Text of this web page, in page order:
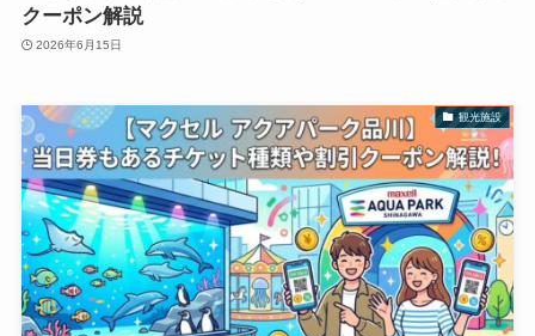
クーポン解説
2026年6月15日
観光施設